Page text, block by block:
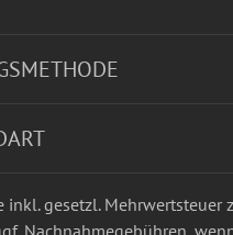
inkl. gesetzl. Mehrwertsteuer